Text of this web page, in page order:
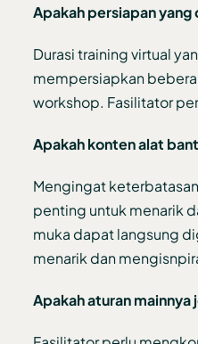
Apakah persiapan
Durasi training virtual
mempersiapkan
workshop. Fasilitator
Apakah konten alat
Mengingat
penting untuk menarik
muka dapat langsung
menarik dan
Apakah aturan